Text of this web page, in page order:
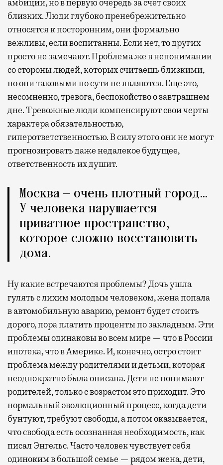
амбиции, но в первую очередь за счет своих
близких. Люди глубоко пренебрежительно
относятся к посторонним, они формально
вежливы, если воспитанны. Если нет, то других
просто не замечают. Проблема же в непонимании
со стороны людей, которых считаешь близкими,
но они таковыми по сути не являются. Еще это,
несомненно, тревога, беспокойство о завтрашнем
дне. Тревожные люди компенсируют свои черты
характера обязательностью,
гиперответственностью. В силу этого они не могут
прогнозировать даже недалекое будущее,
ответственность их душит.
Москва — очень плотный город…
У человека нарушается
приватное пространство,
которое сложно восстановить
дома.
Ну какие встречаются проблемы? Дочь ушла
гулять с лихим молодым человеком, жена попала
в автомобильную аварию, ремонт будет стоить
дорого, пора платить проценты по закладным. Эти
проблемы одинаковы во всем мире — что в России
ипотека, что в Америке. И, конечно, остро стоит
проблема между родителями и детьми, которая
неоднократно была описана. Дети не понимают
родителей, только с возрастом это приходит. Это
нормальный эволюционный процесс, когда дети
бунтуют, требуют свободы, а потом оказывается,
что свобода есть осознанная необходимость, как
писал Энгельс. Часто человек чувствует себя
одиноким в большой семье — рядом жена, дети,